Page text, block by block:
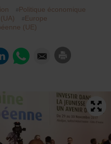
Politique économique
UA)
Europe
(UE)